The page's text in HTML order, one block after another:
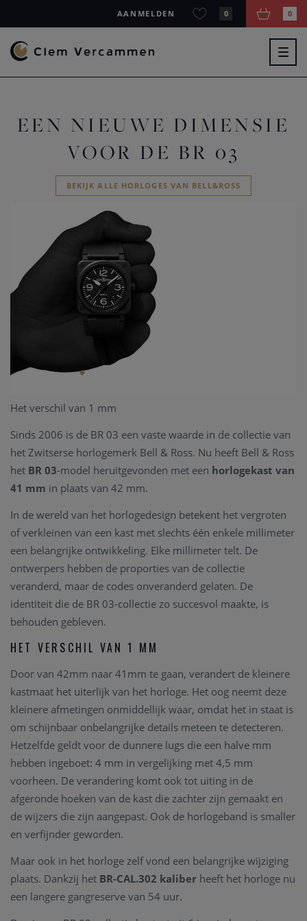
AANMELDEN 0 0
EEN NIEUWE DIMENSIE
VOOR DE BR 03
BEKIJK ALLE HORLOGES VAN BELL&ROSS
Het verschil van 1 mm
Sinds 2006 is de BR 03 een vaste waarde in de collectie van
het Zwitserse horlogemerk Bell & Ross. Nu heeft Bell & Ross
het BR 03-model heruitgevonden met een horlogekast van
41 mm in plaats van 42 mm.
In de wereld van het horlogedesign betekent het vergroten
of verkleinen van een kast met slechts één enkele millimeter
een belangrijke ontwikkeling. Elke millimeter telt. De
ontwerpers hebben de proporties van de collectie
veranderd, maar de codes onveranderd gelaten. De
identiteit die de BR 03-collectie zo succesvol maakte, is
behouden gebleven.
HET VERSCHIL VAN 1 MM
Door van 42mm naar 41mm te gaan, verandert de kleinere
kastmaat het uiterlijk van het horloge. Het oog neemt deze
kleinere afmetingen onmiddellijk waar, omdat het in staat is
om schijnbaar onbelangrijke details meteen te detecteren.
Hetzelfde geldt voor de dunnere lugs die een halve mm
hebben ingeboet: 4 mm in vergelijking met 4,5 mm
voorheen. De verandering komt ook tot uiting in de
afgeronde hoeken van de kast die zachter zijn gemaakt en
de wijzers die zijn aangepast. Ook de horlogeband is smaller
en verfijnder geworden.
Maar ook in het horloge zelf vond een belangrijke wijziging
plaats. Dankzij het BR-CAL.302 kaliber heeft het horloge nu
een langere gangreserve van 54 uur.